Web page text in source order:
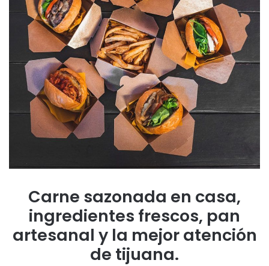
Carne sazonada en casa,
ingredientes frescos, pan
artesanal y la mejor atención
de tijuana.